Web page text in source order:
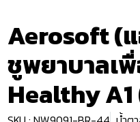
Aerosoft (
ชูพยาบาลเ
Healthy